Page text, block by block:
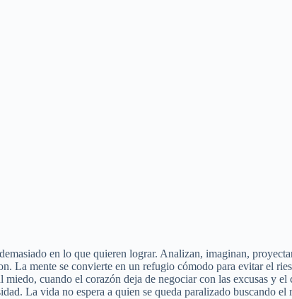
en lo que quieren lograr. Analizan, imaginan,
La mente se convierte en un refugio cómodo para evitar el
cuando el corazón deja de negociar con las excusas y
La vida no espera a quien se queda paralizado buscando